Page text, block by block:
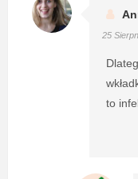
25
to